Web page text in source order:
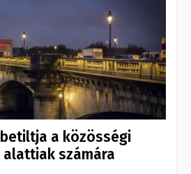
a közösségi
alattiak számára